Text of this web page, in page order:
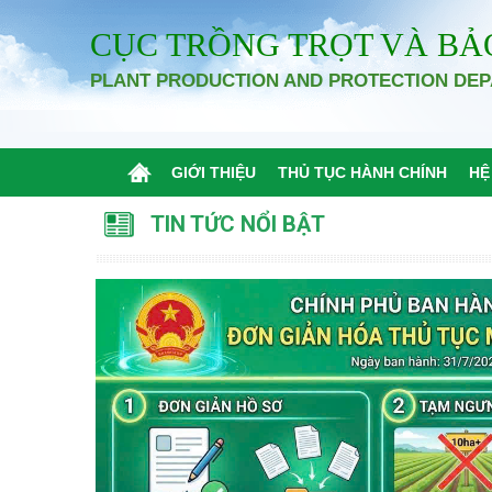
CỤC TRỒNG TRỌT VÀ
PLANT PRODUCTION AND PROTECTION
GIỚI THIỆU THỦ TỤC HÀNH CHÍNH
TIN TỨC NỔI BẬT